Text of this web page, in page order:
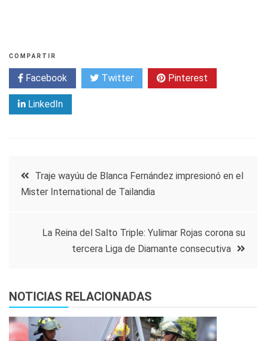
COMPARTIR
Facebook Twitter Pinterest
LinkedIn
Navegación
entradas
Traje wayúu de Blanca Fernández impresionó en el
Mister International de Tailandia
La Reina del Salto Triple: Yulimar Rojas corona su
tercera Liga de Diamante consecutiva
NOTICIAS RELACIONADAS